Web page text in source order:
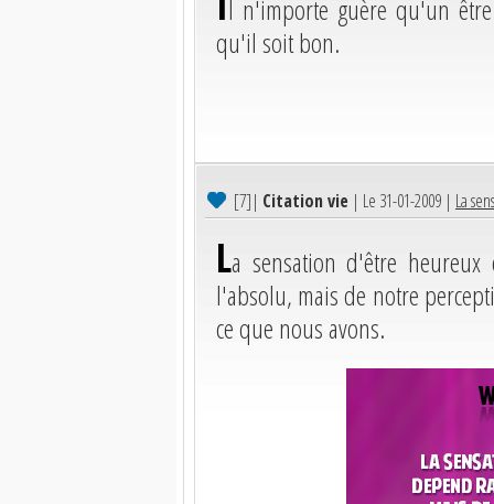
l n'importe guère qu'un
qu'il soit bon.
[7]| Citation vie | Le 31-01-2009 | La
La sensation d'être
l'absolu, mais de notre
ce que nous avons.